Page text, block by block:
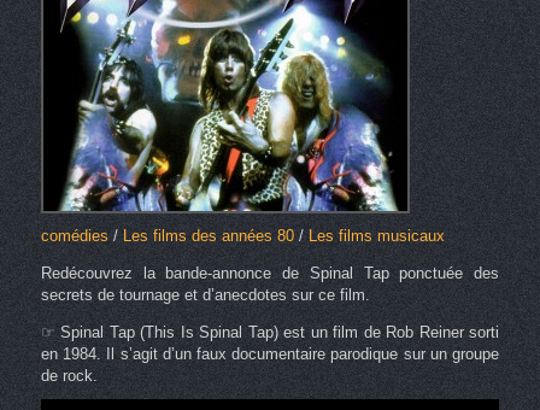
comédies/ Les films des années 80/ Les films musicaux
Redécouvrez la bande-annonce de Spinal Tap ponctuée des
secrets de tournage et d’anecdotes sur ce film.
☞ Spinal Tap (This Is Spinal Tap) est un film de Rob Reiner sorti
en 1984. Il s’agit d’un faux documentaire parodique sur un groupe
de rock.